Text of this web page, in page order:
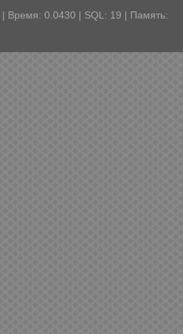
| Время: 0.0430 | SQL: 19 | Память: